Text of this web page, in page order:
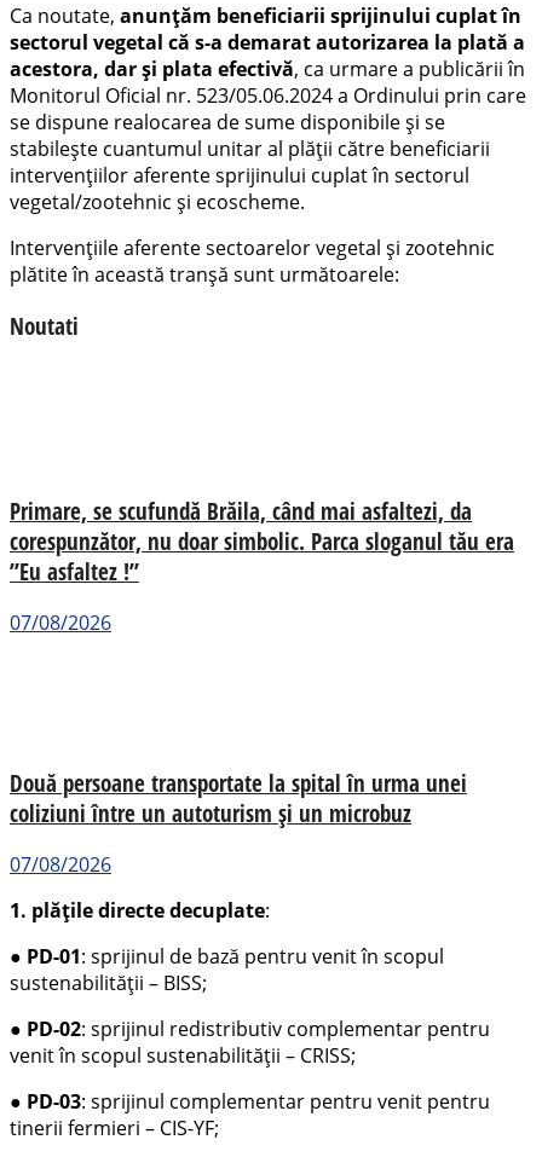
Ca noutate, anunțăm beneficiarii sprijinului cuplat în
sectorul vegetal că s-a demarat autorizarea la plată a
acestora, dar și plata efectivă, ca urmare a publicării în
Monitorul Oficial nr. 523/05.06.2024 a Ordinului prin care
se dispune realocarea de sume disponibile și se
stabilește cuantumul unitar al plății către beneficiarii
intervențiilor aferente sprijinului cuplat în sectorul
vegetal/zootehnic și ecoscheme.
Intervențiile aferente sectoarelor vegetal și zootehnic
plătite în această tranșă sunt următoarele:
Noutati
Primare, se scufundă Brăila, când mai asfaltezi, da
corespunzător, nu doar simbolic. Parca sloganul tău era
”Eu asfaltez !”
07/08/2026
Două persoane transportate la spital în urma unei
coliziuni între un autoturism și un microbuz
07/08/2026
1. plăţile directe decuplate:
● PD-01: sprijinul de bază pentru venit în scopul
sustenabilităţii – BISS;
● PD-02: sprijinul redistributiv complementar pentru
venit în scopul sustenabilităţii – CRISS;
● PD-03: sprijinul complementar pentru venit pentru
tinerii fermieri – CIS-YF;